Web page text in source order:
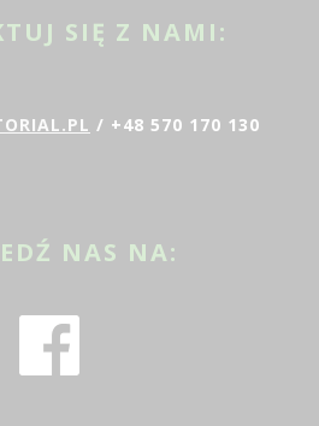
SIĘ Z NAMI:
/ +48 570 170 130
NAS NA: